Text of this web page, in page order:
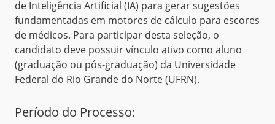
de Inteligência Artificial (IA) para gerar sugestões
fundamentadas em motores de cálculo para escores
de médicos. Para participar desta seleção, o
candidato deve possuir vínculo ativo como aluno
(graduação ou pós-graduação) da Universidade
Federal do Rio Grande do Norte (UFRN).
Período do Processo: